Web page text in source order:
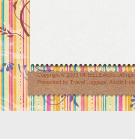
Copyright © 2009 MIRELLE Atelier. All
Presented by Travel Luggage Austin